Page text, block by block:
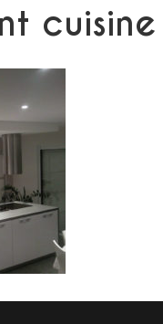
cuisine